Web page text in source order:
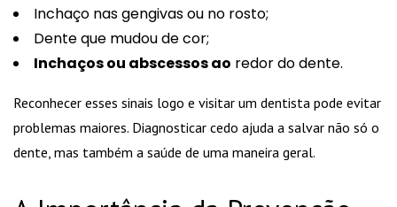
Inchaço nas gengivas ou no rosto;
Dente que mudou de cor;
Inchaços ou abscessos ao redor do dente.
Reconhecer esses sinais logo e visitar um dentista pode evitar
problemas maiores. Diagnosticar cedo ajuda a salvar não só o
dente, mas também a saúde de uma maneira geral.